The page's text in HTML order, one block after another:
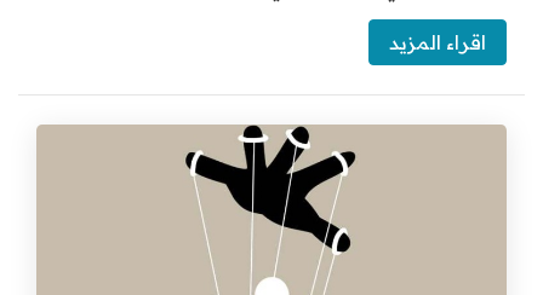
اقراء المزيد